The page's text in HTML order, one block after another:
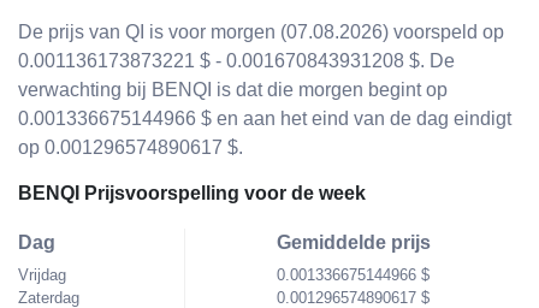
De prijs van QI is voor morgen (07.08.2026) voorspeld op
0.001136173873221 $ - 0.001670843931208 $. De
verwachting bij BENQI is dat die morgen begint op
0.001336675144966 $ en aan het eind van de dag eindigt
op 0.001296574890617 $.
BENQI Prijsvoorspelling voor de week
Dag
Vrijdag
Zaterdag
Gemiddelde prijs
0.001336675144966 $
0.001296574890617 $